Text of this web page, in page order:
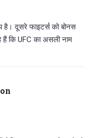
दूसरे फाइटर्स को बोनस
हैं कि UFC का असली नाम